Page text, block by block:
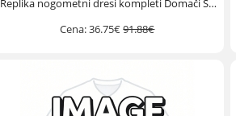
Replika nogometni dresi kompleti Domači SP
Cena:36.75€91.88€